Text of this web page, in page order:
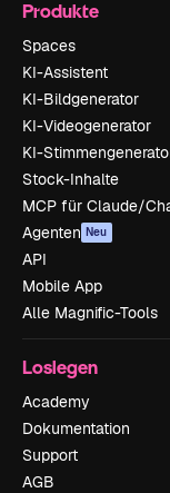
Produkte
Spaces
KI-Assistent
KI-Bildgenerator
KI-Videogenerator
KI-
Stock-Inhalte
MCP für Claude/
Agenten Neu
API
Mobile App
Alle Magnific-Tools
Loslegen
Academy
Dokumentation
Support
AGB